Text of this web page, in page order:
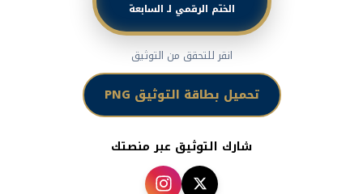
الختم الرقمي لـ السابعة
انقر للتحقق من التوثيق
تحميل بطاقة التوثيق PNG
شارك التوثيق عبر منصتك